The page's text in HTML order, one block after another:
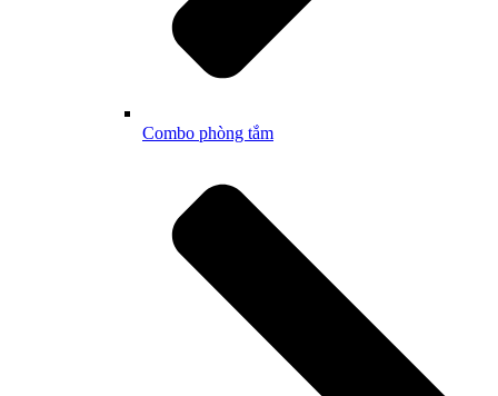
Combo phòng tắm